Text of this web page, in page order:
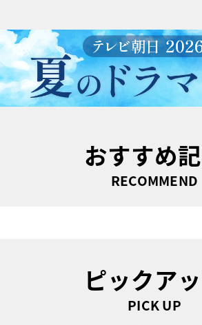
おすすめ
RECOMMEND
ピックア
PICK UP